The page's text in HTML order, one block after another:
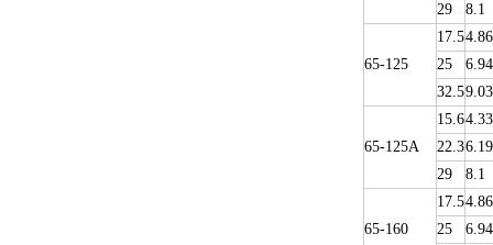
29
8.1
65-125
17.54.86
25
6.94
32.59.03
65-125A
15.64.33
22.36.19
29
8.1
65-160
17.54.86
25
6.94